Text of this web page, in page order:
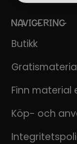
NAVIGERING
Butikk
Finn
Köp- och